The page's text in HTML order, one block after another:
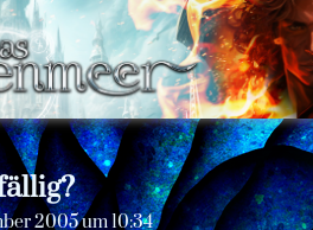
2005 um 10:34